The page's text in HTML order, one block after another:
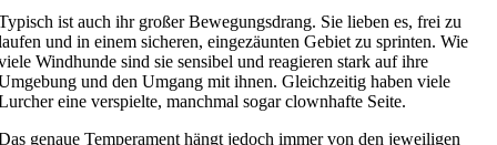
ist auch ihr großer Bewegungsdrang. Sie lieben es, frei zu
und in einem sicheren, eingezäunten Gebiet zu sprinten. Wie
Windhunde sind sie sensibel und reagieren stark auf ihre
und den Umgang mit ihnen. Gleichzeitig haben viele
eine verspielte, manchmal sogar clownhafte Seite.
genaue Temperament hängt jedoch immer von den jeweiligen